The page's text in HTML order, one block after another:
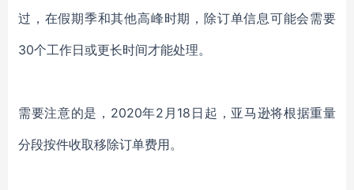
过，在假期季和其他高峰时期，除订单信息可能会需要
30个工作日或更长时间才能处理。
需要注意的是，2020年2月18日起，亚马逊将根据重量
分段按件收取移除订单费用。